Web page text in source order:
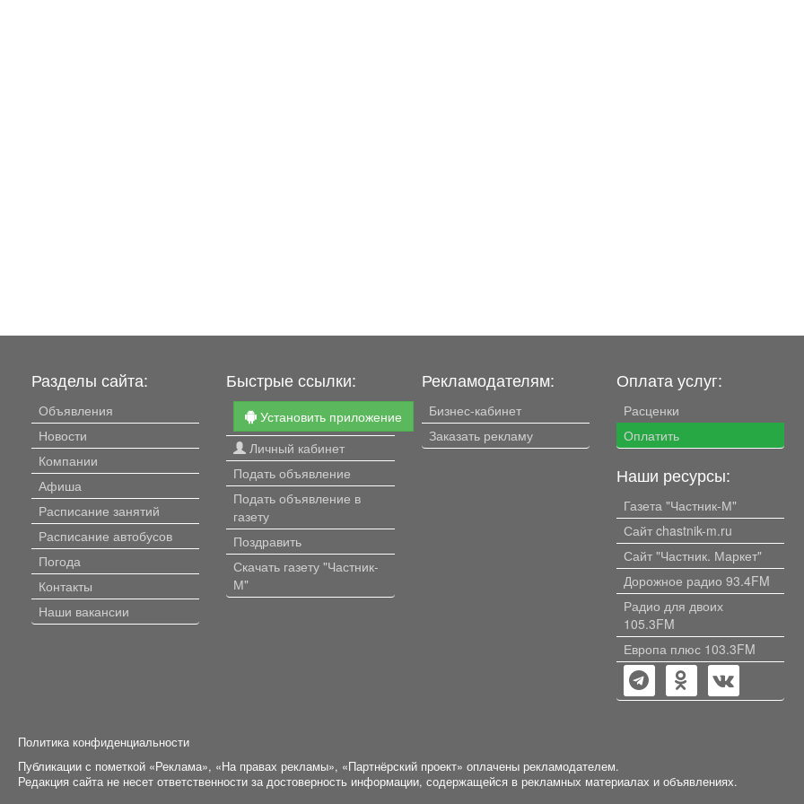
Разделы сайта:
Объявления
Новости
Компании
Афиша
Расписание занятий
Расписание автобусов
Погода
Контакты
Наши вакансии
Быстрые ссылки:
Установить приложение
Личный кабинет
Подать объявление
Подать объявление в
газету
Поздравить
Скачать газету "Частник-
М"
Рекламодателям:
Бизнес-кабинет
Заказать рекламу
Оплата услуг:
Расценки
Оплатить
Наши ресурсы:
Газета "Частник-М"
Сайт chastnik-m.ru
Сайт "Частник. Маркет"
Дорожное радио 93.4FM
Радио для двоих
105.3FM
Европа плюс 103.3FM
Политика конфиденциальности
Публикации с пометкой «Реклама», «На правах рекламы», «Партнёрский проект» оплачены рекламодателем.
Редакция сайта не несет ответственности за достоверность информации, содержащейся в рекламных материалах и объявлениях.